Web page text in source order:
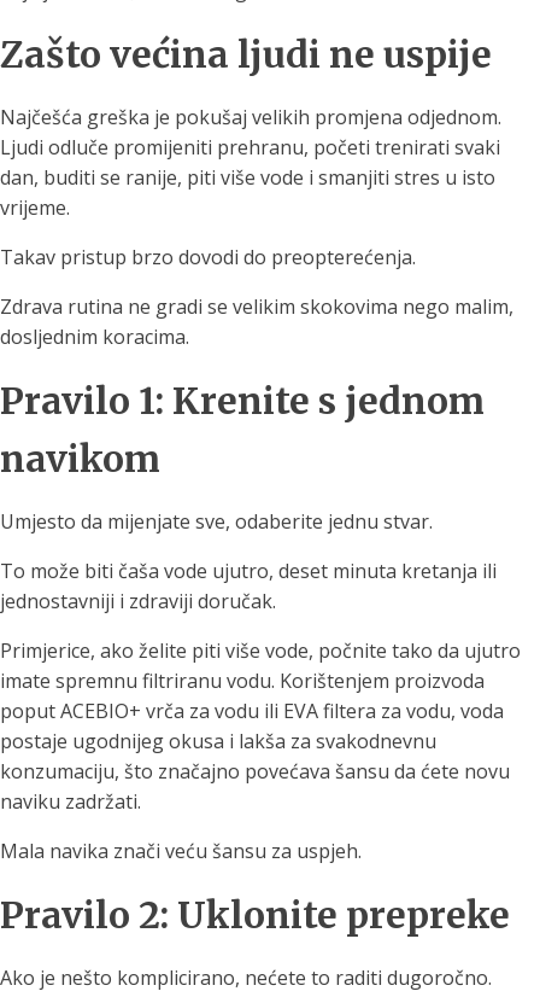
Zašto većina ljudi ne uspije
Najčešća greška je pokušaj velikih promjena odjednom.
Ljudi odluče promijeniti prehranu, početi trenirati svaki
dan, buditi se ranije, piti više vode i smanjiti stres u isto
vrijeme.
Takav pristup brzo dovodi do preopterećenja.
Zdrava rutina ne gradi se velikim skokovima nego malim,
dosljednim koracima.
Pravilo 1: Krenite s jednom
navikom
Umjesto da mijenjate sve, odaberite jednu stvar.
To može biti čaša vode ujutro, deset minuta kretanja ili
jednostavniji i zdraviji doručak.
Primjerice, ako želite piti više vode, počnite tako da ujutro
imate spremnu filtriranu vodu. Korištenjem proizvoda
poput ACEBIO+ vrča za vodu ili EVA filtera za vodu, voda
postaje ugodnijeg okusa i lakša za svakodnevnu
konzumaciju, što značajno povećava šansu da ćete novu
naviku zadržati.
Mala navika znači veću šansu za uspjeh.
Pravilo 2: Uklonite prepreke
Ako je nešto komplicirano, nećete to raditi dugoročno.